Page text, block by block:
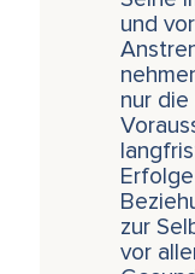
und
nur die
zur
vor